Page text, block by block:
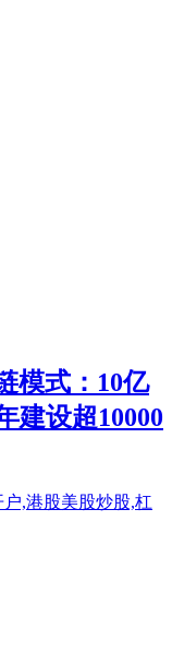
模式：10亿
建设超10000